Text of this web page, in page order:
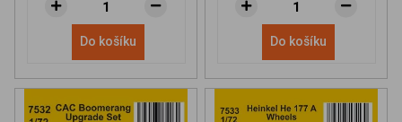
Do košíku Do košíku